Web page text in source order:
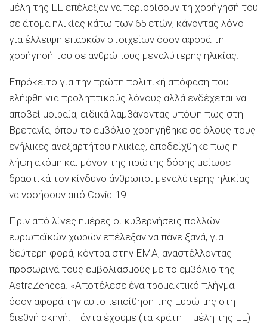
μέλη της ΕΕ επέλεξαν να περιορίσουν τη χορήγησή του
σε άτομα ηλικίας κάτω των 65 ετών, κάνοντας λόγο
για έλλειψη επαρκών στοιχείων όσον αφορά τη
χορήγησή του σε ανθρώπους μεγαλύτερης ηλικίας.
Επρόκειτο για την πρώτη πολιτική απόφαση που
ελήφθη για προληπτικούς λόγους αλλά ενδέχεται να
αποβεί μοιραία, ειδικά λαμβάνοντας υπόψη πως στη
Βρετανία, όπου το εμβόλιο χορηγήθηκε σε όλους τους
ενήλικες ανεξαρτήτου ηλικίας, αποδείχθηκε πως η
λήψη ακόμη και μόνον της πρώτης δόσης μείωσε
δραστικά τον κίνδυνο άνθρωποι μεγαλύτερης ηλικίας
να νοσήσουν από Covid-19.
Πριν από λίγες ημέρες οι κυβερνήσεις πολλών
ευρωπαϊκών χωρών επέλεξαν να πάνε ξανά, για
δεύτερη φορά, κόντρα στην EMA, αναστέλλοντας
προσωρινά τους εμβολιασμούς με το εμβόλιο της
AstraZeneca. «Αποτέλεσε ένα τρομακτικό πλήγμα
όσον αφορά την αυτοπεποίθηση της Ευρώπης στη
διεθνή σκηνή. Πάντα έχουμε (τα κράτη – μέλη της ΕΕ)